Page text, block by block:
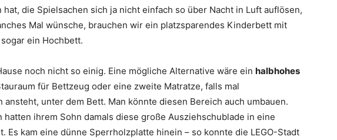
die Spielsachen sich ja nicht einfach so über Nacht in Luft auflösen,
Mal wünsche, brauchen wir ein platzsparendes Kinderbett mit
ein Hochbett.
noch nicht so einig. Eine mögliche Alternative wäre ein halbhohes
für Bettzeug oder eine zweite Matratze, falls mal
ansteht, unter dem Bett. Man könnte diesen Bereich auch umbauen.
hatten ihrem Sohn damals diese große Ausziehschublade in eine
Es kam eine dünne Sperrholzplatte hinein – so konnte die LEGO-Stadt